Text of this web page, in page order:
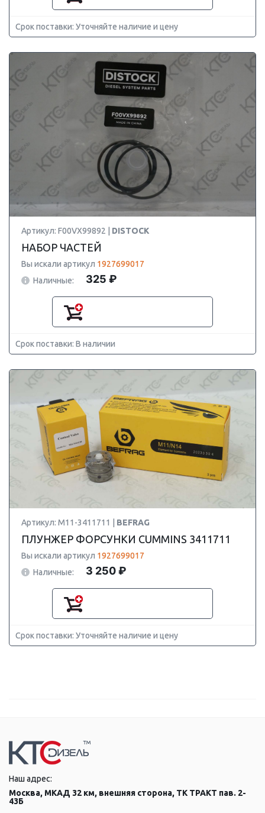
Срок поставки: Уточняйте наличие и цену
Артикул: F00VX99892 | DISTOCK
НАБОР ЧАСТЕЙ
Вы искали артикул 1927699017
Наличные:
325 ₽
Срок поставки: В наличии
Артикул: M11-3411711 | BEFRAG
ПЛУНЖЕР ФОРСУНКИ CUMMINS 3411711
Вы искали артикул 1927699017
Наличные:
3 250 ₽
Срок поставки: Уточняйте наличие и цену
Наш адрес:
Москва, МКАД 32 км, внешняя сторона, ТК ТРАКТ пав. 2-
43Б